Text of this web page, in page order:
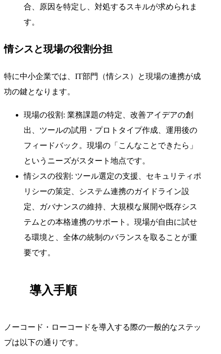
合、原因を特定し、対処するスキルが求められま
す。
情シスと現場の役割分担
特に中小企業では、IT部門（情シス）と現場の連携が成
功の鍵となります。
現場の役割: 業務課題の特定、改善アイデアの創
出、ツールの試用・プロトタイプ作成、運用後の
フィードバック。現場の「こんなことできたら」
というニーズがスタート地点です。
情シスの役割: ツール選定の支援、セキュリティポ
リシーの策定、システム連携のガイドライン設
定、ガバナンスの維持、大規模な展開や既存シス
テムとの本格連携のサポート。現場が自由に試せ
る環境と、全体の統制のバランスを取ることが重
要です。
導入手順
ノーコード・ローコードを導入する際の一般的なステッ
プは以下の通りです。